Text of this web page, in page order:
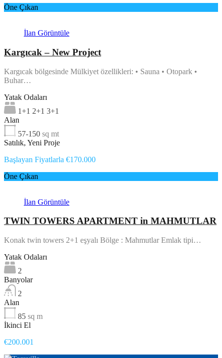
Öne Çıkan
İlan Görüntüle
Kargıcak – New Project
Kargıcak bölgesinde Mülkiyet özellikleri: • Sauna • Otopark •
Buhar…
Yatak Odaları
1+1 2+1 3+1
Alan
57-150 sq mt
Satılık, Yeni Proje
Başlayan Fiyatlarla €170.000
Öne Çıkan
İlan Görüntüle
TWIN TOWERS APARTMENT in MAHMUTLAR
Konak twin towers 2+1 eşyalı Bölge : Mahmutlar Emlak tipi…
Yatak Odaları
2
Banyolar
2
Alan
85 sq m
İkinci El
€200.001